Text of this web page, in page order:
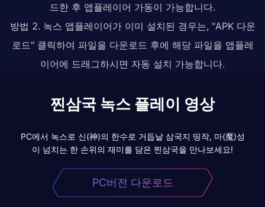
드한 후 앱플레이어 가동이 가능합니다.
방법 2. 녹스 앱플레이어가 이미 설치된 경우는, "APK 다운
로드" 클릭하여 파일을 다운로드 후에 해당 파일을 앱플레
이어에 드래그하시면 자동 설치 가능합니다.
찐삼국 녹스 플레이 영상
PC에서 녹스로 신(神)의 한수로 거듭날 삼국지 띵작, 마(魔)성
이 넘치는 한 손위의 재미를 담은 찐삼국을 만나보세요!
PC버전 다운로드